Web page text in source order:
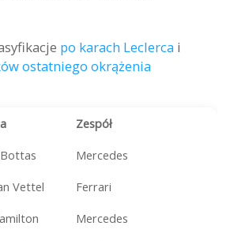
po karach Leclerca i
ostatniego okrążenia
Zespół
Mercedes
Vettel
Ferrari
Mercedes